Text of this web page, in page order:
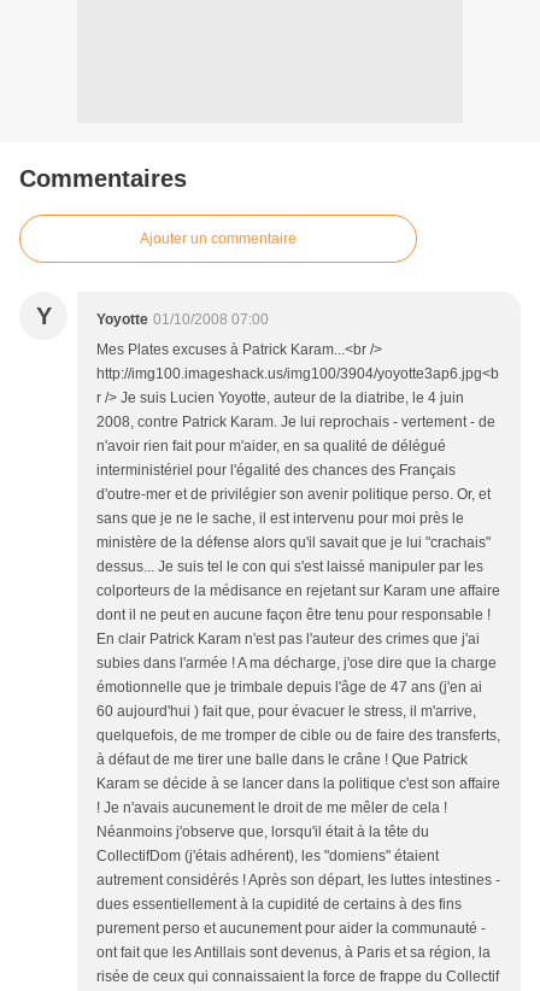
Commentaires
Ajouter un commentaire
Y Yoyotte 01/10/2008 07:00
Mes Plates excuses à Patrick Karam...<br />
http://img100.imageshack.us/img100/3904/yoyotte3ap6.jpg<b
r /> Je suis Lucien Yoyotte, auteur de la diatribe, le 4 juin
2008, contre Patrick Karam. Je lui reprochais - vertement - de
n'avoir rien fait pour m'aider, en sa qualité de délégué
interministériel pour l'égalité des chances des Français
d'outre-mer et de privilégier son avenir politique perso. Or, et
sans que je ne le sache, il est intervenu pour moi près le
ministère de la défense alors qu'il savait que je lui "crachais"
dessus... Je suis tel le con qui s'est laissé manipuler par les
colporteurs de la médisance en rejetant sur Karam une affaire
dont il ne peut en aucune façon être tenu pour responsable !
En clair Patrick Karam n'est pas l'auteur des crimes que j'ai
subies dans l'armée ! A ma décharge, j'ose dire que la charge
émotionnelle que je trimbale depuis l'âge de 47 ans (j'en ai
60 aujourd'hui ) fait que, pour évacuer le stress, il m'arrive,
quelquefois, de me tromper de cible ou de faire des transferts,
à défaut de me tirer une balle dans le crâne ! Que Patrick
Karam se décide à se lancer dans la politique c'est son affaire
! Je n'avais aucunement le droit de me mêler de cela !
Néanmoins j'observe que, lorsqu'il était à la tête du
CollectifDom (j'étais adhérent), les "domiens" étaient
autrement considérés ! Après son départ, les luttes intestines -
dues essentiellement à la cupidité de certains à des fins
purement perso et aucunement pour aider la communauté -
ont fait que les Antillais sont devenus, à Paris et sa région, la
risée de ceux qui connaissaient la force de frappe du Collectif